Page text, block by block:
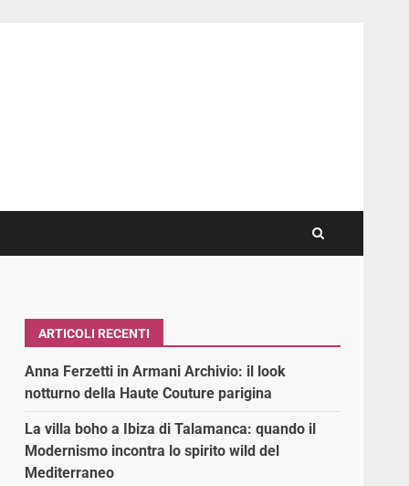
ARTICOLI RECENTI
Anna Ferzetti in Armani Archivio: il look
notturno della Haute Couture parigina
La villa boho a Ibiza di Talamanca: quando il
Modernismo incontra lo spirito wild del
Mediterraneo